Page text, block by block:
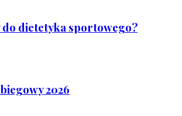
do dietetyka sportowego?
2026